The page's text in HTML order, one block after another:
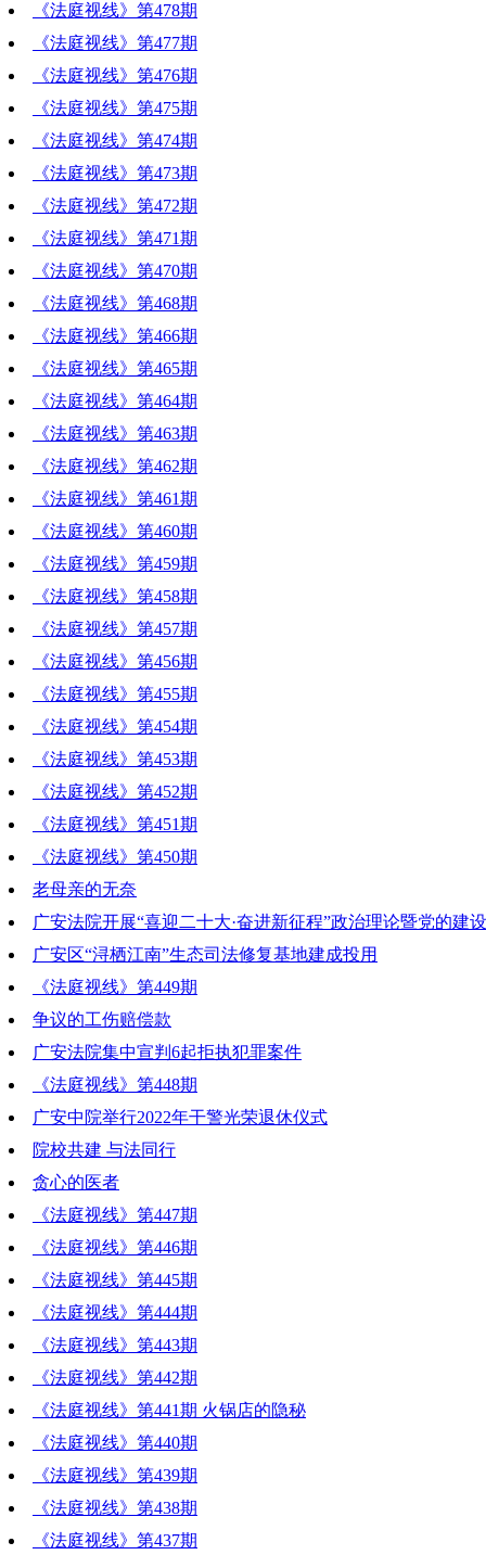
《法庭视线》第478期
《法庭视线》第477期
《法庭视线》第476期
《法庭视线》第475期
《法庭视线》第474期
《法庭视线》第473期
《法庭视线》第472期
《法庭视线》第471期
《法庭视线》第470期
《法庭视线》第468期
《法庭视线》第466期
《法庭视线》第465期
《法庭视线》第464期
《法庭视线》第463期
《法庭视线》第462期
《法庭视线》第461期
《法庭视线》第460期
《法庭视线》第459期
《法庭视线》第458期
《法庭视线》第457期
《法庭视线》第456期
《法庭视线》第455期
《法庭视线》第454期
《法庭视线》第453期
《法庭视线》第452期
《法庭视线》第451期
《法庭视线》第450期
老母亲的无奈
广安法院开展“喜迎二十大·奋进新征程”政治理论暨党的建
广安区“浔栖江南”生态司法修复基地建成投用
《法庭视线》第449期
争议的工伤赔偿款
广安法院集中宣判6起拒执犯罪案件
《法庭视线》第448期
广安中院举行2022年干警光荣退休仪式
院校共建 与法同行
贪心的医者
《法庭视线》第447期
《法庭视线》第446期
《法庭视线》第445期
《法庭视线》第444期
《法庭视线》第443期
《法庭视线》第442期
《法庭视线》第441期 火锅店的隐秘
《法庭视线》第440期
《法庭视线》第439期
《法庭视线》第438期
《法庭视线》第437期